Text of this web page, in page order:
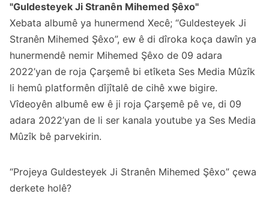
"Guldesteyek Ji Stranên Mihemed Şêxo"
Xebata albumê ya hunermend Xecê; “Guldesteyek Ji
Stranên Mihemed Şêxo”, ew ê di dîroka koça dawîn ya
hunermendê nemir Mihemed Şêxo de 09 adara
2022’yan de roja Çarşemê bi etîketa Ses Media Mûzîk
li hemû platformên dîjîtalê de cihê xwe bigire.
Vîdeoyên albumê ew ê ji roja Çarşemê pê ve, di 09
adara 2022’yan de li ser kanala youtube ya Ses Media
Mûzîk bê parvekirin.
“Projeya Guldesteyek Ji Stranên Mihemed Şêxo” çewa
derkete holê?